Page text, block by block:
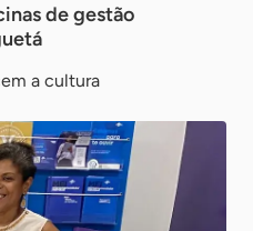
de gestão
a cultura